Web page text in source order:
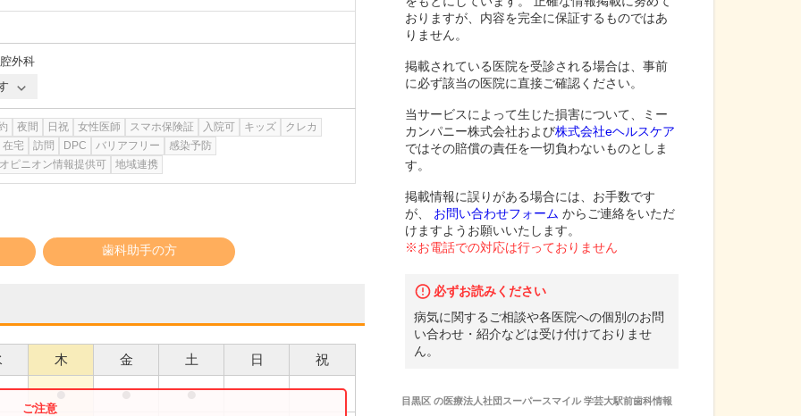
外科
夜間 日祝 女性医師 スマホ保険証 入院可 キッズ
クレカ
在宅 訪問 DPC バリアフリー
感染予防
ピニオン情報提供可 地域連携
歯科助手の方
木 金 土 日 祝
● ● ●
おりますが、内容を完全に保証するものではあ
りません。
掲載されている医院を受診される場合は、事前
に必ず該当の医院に直接ご確認ください。
当サービスによって生じた損害について、ミー
カンパニー株式会社および株式会社eヘルスケア
ではその賠償の責任を一切負わないものとしま
す。
掲載情報に誤りがある場合には、お手数です
が、
お問い合わせフォーム からご連絡をいただ
けますようお願いいたします。
※お電話での対応は行っておりません
必ずお読みください
病気に関するご相談や各医院への個別のお問
い合わせ・紹介などは受け付けておりませ
ん。
目黒区の医療法人社団スーパースマイル 学芸大駅前歯科情報